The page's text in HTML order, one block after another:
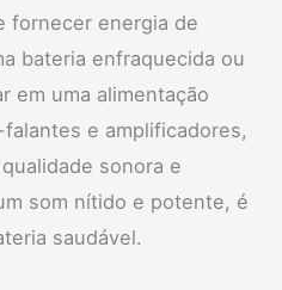
fornecer energia de
bateria enfraquecida ou
em uma alimentação
e amplificadores,
sonora e
som nítido e potente, é
saudável.